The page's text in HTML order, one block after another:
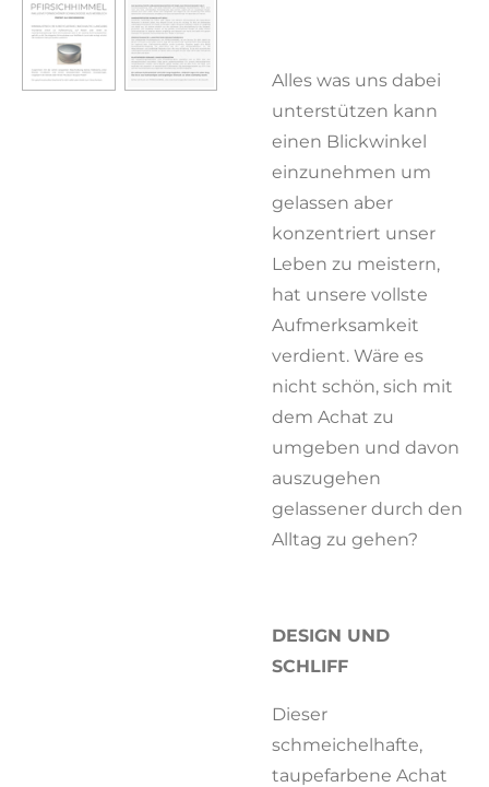
Alles was uns dabei
unterstützen kann
einen Blickwinkel
einzunehmen um
gelassen aber
konzentriert unser
Leben zu meistern,
hat unsere vollste
Aufmerksamkeit
verdient. Wäre es
nicht schön, sich mit
dem Achat zu
umgeben und davon
auszugehen
gelassener durch den
Alltag zu gehen?
DESIGN UND
SCHLIFF
Dieser
schmeichelhafte,
taupefarbene Achat